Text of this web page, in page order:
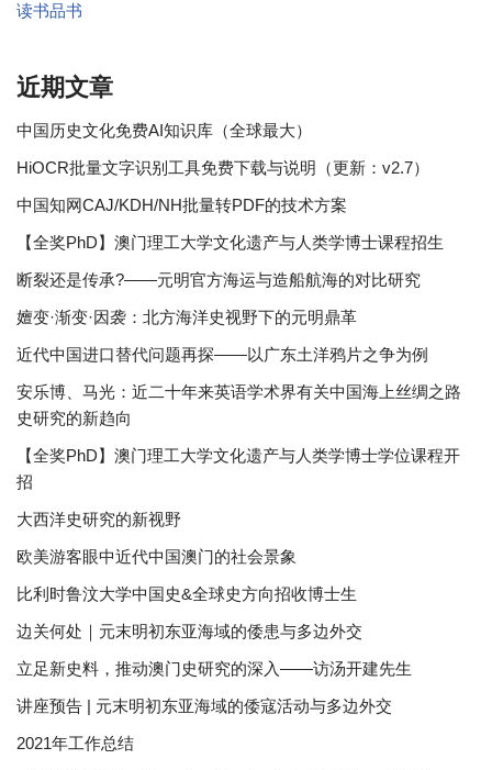
读书品书
近期文章
中国历史文化免费AI知识库（全球最大）
HiOCR批量文字识别工具免费下载与说明（更新：v2.7）
中国知网CAJ/KDH/NH批量转PDF的技术方案
【全奖PhD】澳门理工大学文化遗产与人类学博士课程招生
断裂还是传承?——元明官方海运与造船航海的对比研究
嬗变·渐变·因袭：北方海洋史视野下的元明鼎革
近代中国进口替代问题再探——以广东土洋鸦片之争为例
安乐博、马光：近二十年来英语学术界有关中国海上丝绸之路
史研究的新趋向
【全奖PhD】澳门理工大学文化遗产与人类学博士学位课程开
招
大西洋史研究的新视野
欧美游客眼中近代中国澳门的社会景象
比利时鲁汶大学中国史&全球史方向招收博士生
边关何处｜元末明初东亚海域的倭患与多边外交
立足新史料，推动澳门史研究的深入——访汤开建先生
讲座预告 | 元末明初东亚海域的倭寇活动与多边外交
2021年工作总结